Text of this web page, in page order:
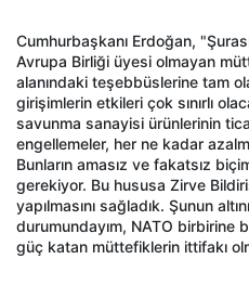
Cumhurbaşkanı Erdoğan,
Avrupa Birliği üyesi olmayan
alanındaki teşebbüslerine tam
girişimlerin etkileri çok sınırlı
savunma sanayisi ürünlerinin
engellemeler, her ne kadar
Bunların amasız ve fakatsız
gerekiyor. Bu hususa Zirve
yapılmasını sağladık. Şunun
durumundayım, NATO birbirine
güç katan müttefiklerin ittifakı